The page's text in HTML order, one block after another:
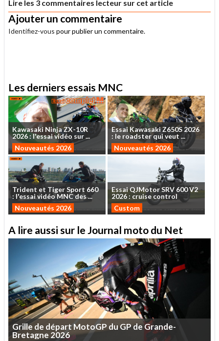
Lire les 3 commentaires lecteur sur cet article
Ajouter un commentaire
Identifiez-vous pour publier un commentaire.
Les derniers essais MNC
Kawasaki NinjaZX-10R
2026: l'essaividéo sur...
Nouveautés 2026
Essai Kawasaki Z650S 2026
: le roadsterquiveut ...
Nouveautés 2026
Trident et TigerSport 660
: l'essaividéo MNCdes...
Nouveautés 2026
EssaiQJMotorSRV 600V2
2026 : cruise control
Custom
A lire aussi sur le Journal moto du Net
Grille de départ MotoGP duGPdeGrande-
Bretagne 2026